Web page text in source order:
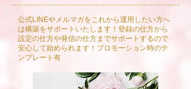
​公式LINEやメルマガをこれから運用したい方へ
は構築をサポートいたします！登録の仕方から
設定の仕方や発信の仕方までサポートするので
安心して始められます！プロモーション時のテ
ンプレート有